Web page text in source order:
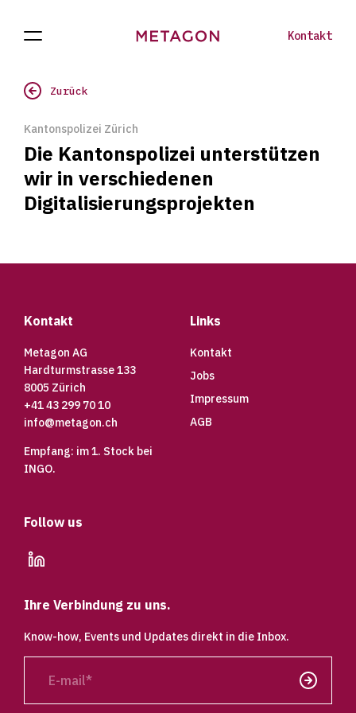
Navigation
Kontakt
Zurück
Kantonspolizei Zürich
Die Kantonspolizei unterstützen
wir in verschiedenen
Digitalisierungsprojekten
Kontakt
Metagon AG
Hardturmstrasse 133
8005 Zürich
+41 43 299 70 10
info@metagon.ch
Empfang: im 1. Stock bei
INGO.
Links
Kontakt
Jobs
Impressum
AGB
Follow us
Ihre Verbindung zu uns.
Know-how, Events und Updates direkt in die Inbox.
Senden